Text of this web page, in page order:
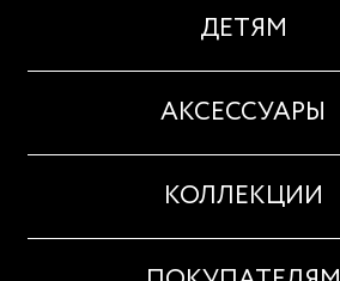
ДЕТЯМ
АКСЕССУАРЫ
КОЛЛЕКЦИИ